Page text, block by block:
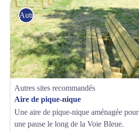
Autres sites recommandés
Autres sites recommandés
Aire de pique-nique
Une aire de pique-nique aménagée pour
une pause le long de la Voie Bleue.